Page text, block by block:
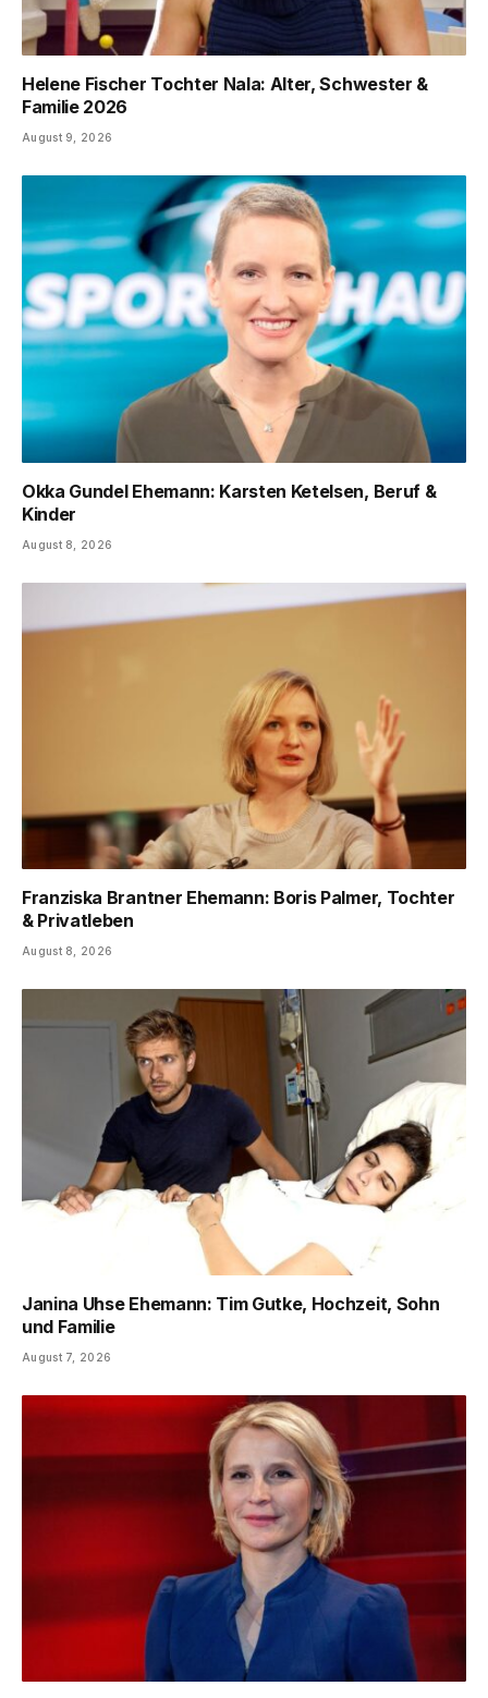
Helene Fischer Tochter Nala: Alter, Schwester &
Familie 2026
August 9, 2026
Okka Gundel Ehemann: Karsten Ketelsen, Beruf &
Kinder
August 8, 2026
Franziska Brantner Ehemann: Boris Palmer, Tochter
& Privatleben
August 8, 2026
Janina Uhse Ehemann: Tim Gutke, Hochzeit, Sohn
und Familie
August 7, 2026